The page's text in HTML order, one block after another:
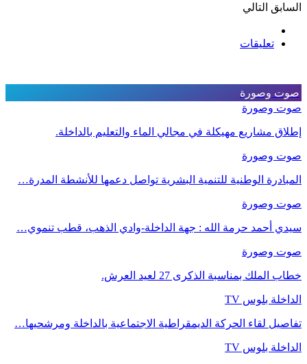
السابق التالي
تعليقات
صوت وصورة
صوت وصورة
إطلاق مشاريع مهيكلة في مجالي الماء والتعليم بالداخلة.
صوت وصورة
المبادرة الوطنية للتنمية البشرية تواصل دعمها للأنشطة المدرة…
صوت وصورة
سيدي أحمد حرمة الله : جهة الداخلة-وادي الذهب، قطب تنموي…
صوت وصورة
خطاب الملك بمناسبة الذكرى 27 لعيد العرش.
الداخلة بلوس TV
تفاصيل لقاء الحركة الديمقراطية الاجتماعية بالداخلة ومرشحيها…
الداخلة بلوس TV